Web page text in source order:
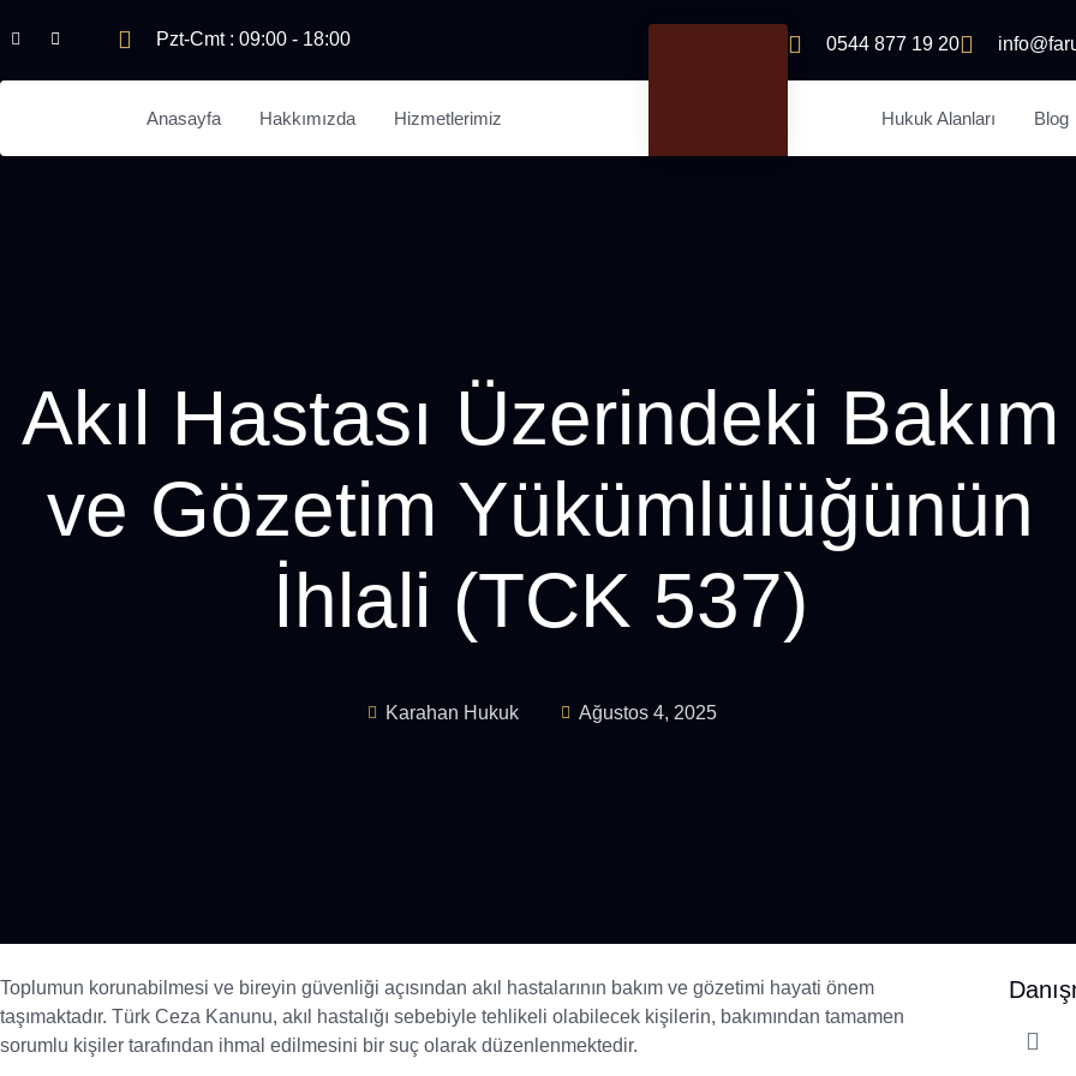
Pzt-Cmt : 09:00 - 18:00
Anasayfa Hakkımızda Hizmetlerimiz
0544 877 19 20
Hukuk Alanları Blog
Akıl Hastası Üzerindeki Bakım
ve Gözetim Yükümlülüğünün
İhlali (TCK 537)
Karahan Hukuk Ağustos 4, 2025
Toplumun korunabilmesi ve bireyin güvenliği açısından akıl hastalarının bakım ve gözetimi hayati önem
taşımaktadır. Türk Ceza Kanunu, akıl hastalığı sebebiyle tehlikeli olabilecek kişilerin, bakımından tamamen
sorumlu kişiler tarafından ihmal edilmesini bir suç olarak düzenlenmektedir.